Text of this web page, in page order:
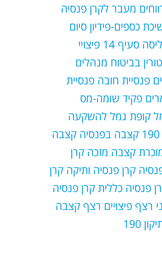
מעבר לקרן פנסיה
כספים-פידיון סיום
סעיף 14
פיצויי
בביטוח מנהלים
פנסיית חובה פנסיית
פקיד שומה-מס
קופת גמל להשקעה
קצבה בפנסיה קצבה
קצבה מזכה קרן
קרן פנסיה ותיקה קרן
פנסיה כללית קרן פנסיה
רצף פיצויים רצף קצבה
190